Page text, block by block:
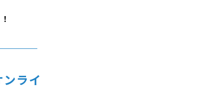
ライ